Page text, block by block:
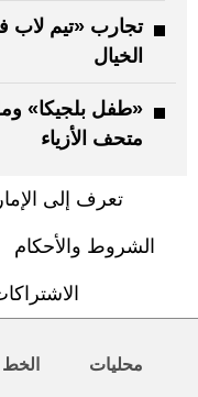
تجارب «تيم لاب
الخيال
«طفل بلجيكا»
متحف الأزياء
تعرف إلى
الشروط والأحكام
محليات